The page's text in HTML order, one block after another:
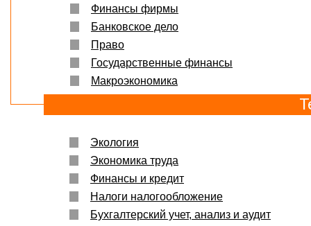
Финансы фирмы
Банковское дело
Право
Государственные финансы
Макроэкономика
Экология
Экономика труда
Финансы и кредит
Налоги налогообложение
Бухгалтерский учет, анализ и аудит